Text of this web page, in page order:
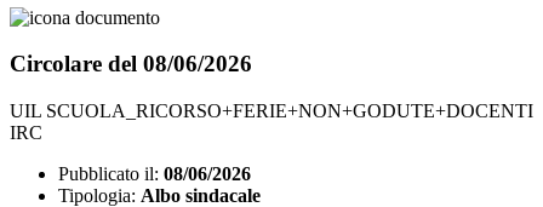
Circolare del 08/06/2026
UIL SCUOLA_RICORSO+FERIE+NON+GODUTE+DOCENTI
IRC
Pubblicato il: 08/06/2026
Tipologia: Albo sindacale